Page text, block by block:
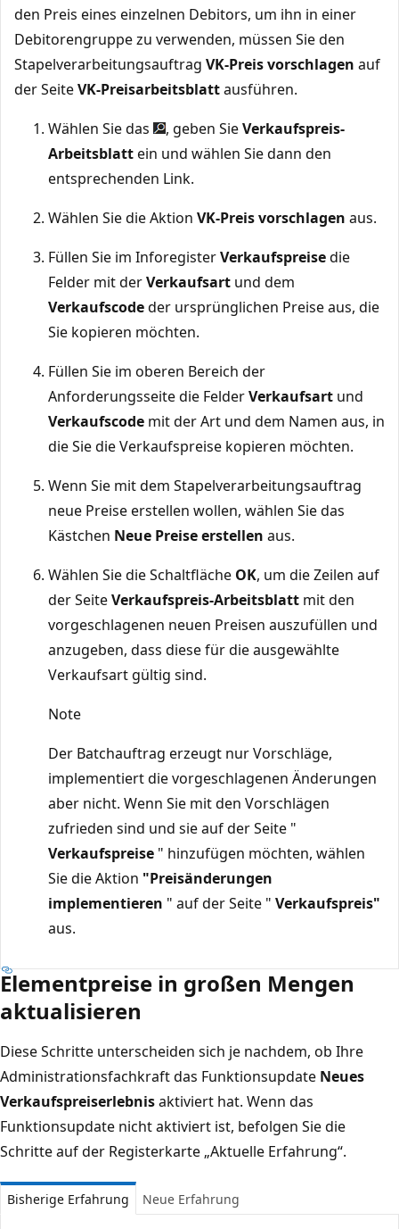
den Preis eines einzelnen Debitors, um ihn in einer
Debitorengruppe zu verwenden, müssen Sie den
Stapelverarbeitungsauftrag VK-Preis vorschlagen auf
der SeiteVK-Preisarbeitsblattausführen.
Wählen Sie das
, geben SieVerkaufspreis-
Arbeitsblattein und wählen Sie dann den
entsprechenden Link.
Wählen Sie die Aktion VK-Preis vorschlagen aus.
Füllen Sie im InforegisterVerkaufspreisedie
Felder mit derVerkaufsart und dem
Verkaufscodeder ursprünglichen Preise aus, die
Sie kopieren möchten.
Füllen Sie im oberen Bereich der
Anforderungsseite die FelderVerkaufsart und
Verkaufscode mit der Art und dem Namen aus, in
die Sie die Verkaufspreise kopieren möchten.
Wenn Sie mit dem Stapelverarbeitungsauftrag
neue Preise erstellen wollen, wählen Sie das
Kästchen Neue Preise erstellen aus.
Wählen Sie die Schaltfläche OK, um die Zeilen auf
der SeiteVerkaufspreis-Arbeitsblatt mit den
vorgeschlagenen neuen Preisen auszufüllen und
anzugeben, dass diese für die ausgewählte
Verkaufsart gültig sind.
Note
Der Batchauftrag erzeugt nur Vorschläge,
implementiert die vorgeschlagenen Änderungen
aber nicht. Wenn Sie mit den Vorschlägen
zufrieden sind und sie auf der Seite "
Verkaufspreise " hinzufügen möchten, wählen
Sie die Aktion "Preisänderungen
implementieren " auf der Seite " Verkaufspreis"
aus.
Elementpreise in großen Mengen
aktualisieren
Diese Schritte unterscheiden sich je nachdem, ob Ihre
Administrationsfachkraft das Funktionsupdate Neues
Verkaufspreiserlebnisaktiviert hat. Wenn das
Funktionsupdate nicht aktiviert ist, befolgen Sie die
Schritte auf der Registerkarte „Aktuelle Erfahrung“.
Bisherige Erfahrung Neue Erfahrung